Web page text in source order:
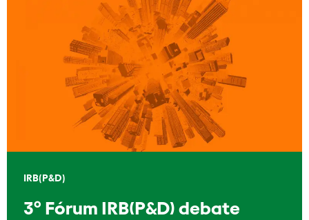
IRB(P&D)
3º Fórum IRB(P&D) debate